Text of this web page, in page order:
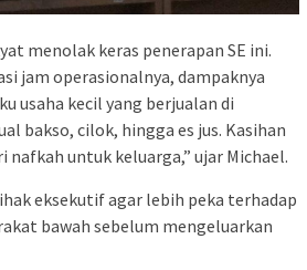
menolak keras penerapan SE ini.
jam operasionalnya, dampaknya
usaha kecil yang berjualan di
bakso, cilok, hingga es jus. Kasihan
nafkah untuk keluarga,” ujar Michael.
eksekutif agar lebih peka terhadap
bawah sebelum mengeluarkan